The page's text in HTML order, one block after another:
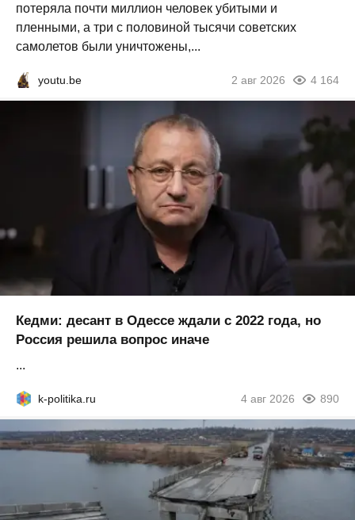
потеряла почти миллион человек убитыми и
пленными, а три с половиной тысячи советских
самолетов были уничтожены,...
youtu.be 2 авг 2026 4 164
Кедми: десант в Одессе ждали с 2022 года, но
Россия решила вопрос иначе
...
k-politika.ru 4 авг 2026 890